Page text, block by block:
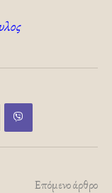
Επόμενο άρθρο